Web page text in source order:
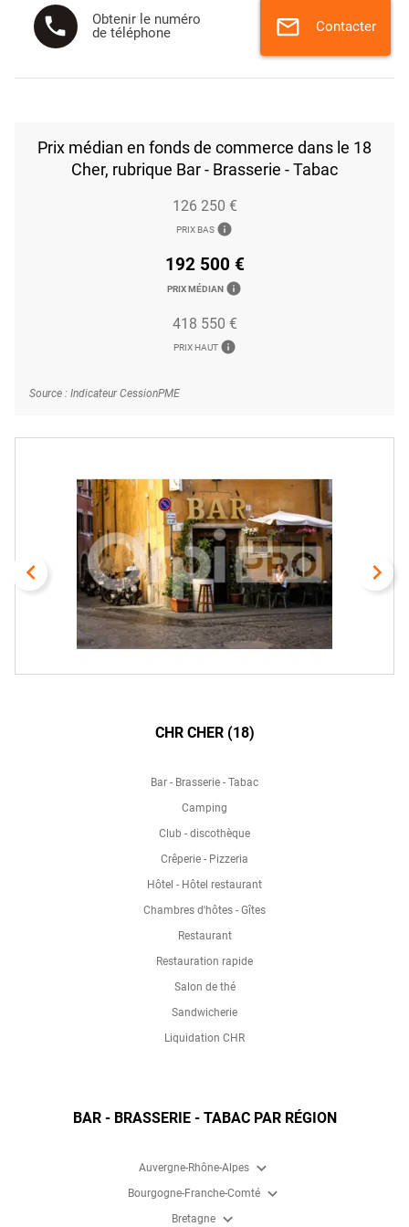
phone
Obtenir le numéro
de téléphone
mail Contacter
Prix médian en fonds de commerce dans le 18
Cher, rubrique Bar - Brasserie - Tabac
126 250 €
PRIX BAS info
192 500 €
PRIX MÉDIAN info
418 550 €
PRIX HAUT info
Source : Indicateur CessionPME
navigate_before navigate_next
CHR CHER (18)
Bar - Brasserie - Tabac
Camping
Club - discothèque
Crêperie - Pizzeria
Hôtel - Hôtel restaurant
Chambres d'hôtes - Gîtes
Restaurant
Restauration rapide
Salon de thé
Sandwicherie
Liquidation CHR
BAR - BRASSERIE - TABAC PAR RÉGION
Auvergne-Rhône-Alpes expand_more
Bourgogne-Franche-Comté expand_more
Bretagne expand_more